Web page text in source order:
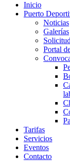
Inicio
Puerto
Noticias
Galerías
Portal
Tarifas
Servicios
Eventos
Contacto